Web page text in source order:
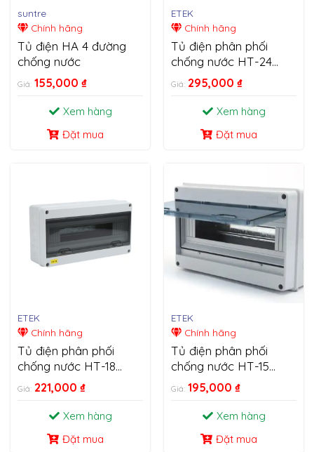
suntre
Chính hãng
Tủ điện HA 4 đường
chống nước
Giá: 155,000 ₫
Xem hàng
Đặt mua
ETEK
Chính hãng
Tủ điện phân phối
chống nước HT-24
WAY
Giá: 295,000 ₫
Xem hàng
Đặt mua
ETEK
Chính hãng
Tủ điện phân phối
chống nước HT-18
WAY
Giá: 221,000 ₫
Xem hàng
Đặt mua
ETEK
Chính hãng
Tủ điện phân phối
chống nước HT-15
WAY
Giá: 195,000 ₫
Xem hàng
Đặt mua